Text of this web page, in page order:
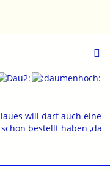
will darf auch eine
bestellt haben ,da